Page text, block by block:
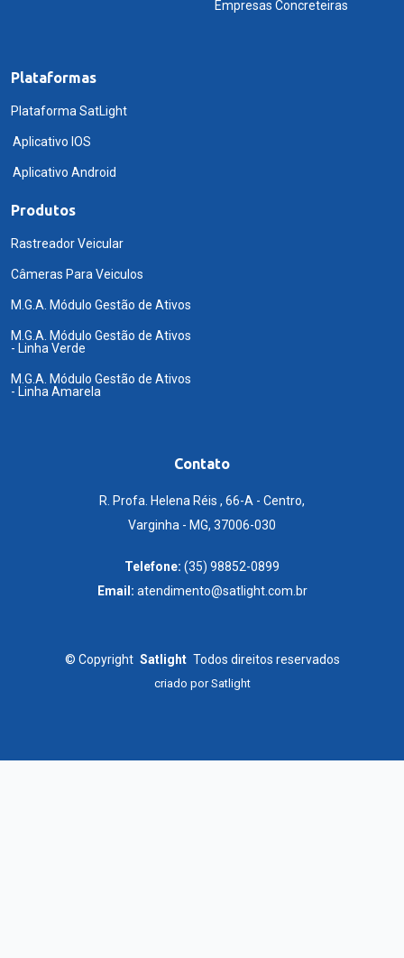
Empresas Concreteiras
Plataformas
Plataforma SatLight
Aplicativo IOS
Aplicativo Android
Produtos
Rastreador Veicular
Câmeras Para Veiculos
M.G.A. Módulo Gestão de Ativos
M.G.A. Módulo Gestão de Ativos
- Linha Verde
M.G.A. Módulo Gestão de Ativos
- Linha Amarela
Contato
R. Profa. Helena Réis , 66-A - Centro,
Varginha - MG, 37006-030
Telefone: (35) 98852-0899
Email: atendimento@satlight.com.br
© Copyright Satlight Todos direitos reservados
criado porSatlight